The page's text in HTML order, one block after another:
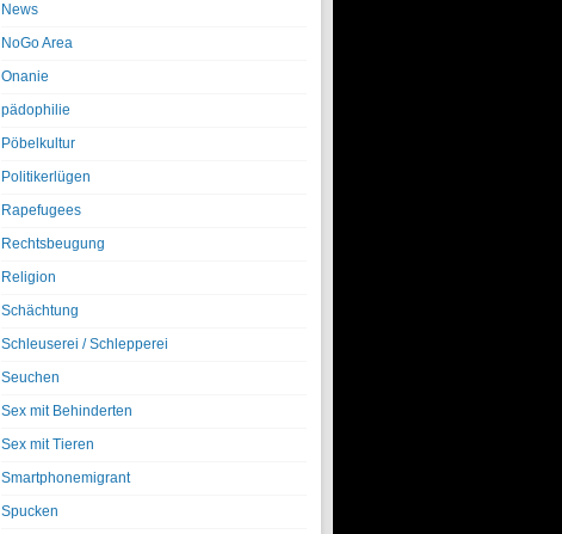
News
NoGo Area
Onanie
pädophilie
Pöbelkultur
Politikerlügen
Rapefugees
Rechtsbeugung
Religion
Schächtung
Schleuserei / Schlepperei
Seuchen
Sex mit Behinderten
Sex mit Tieren
Smartphonemigrant
Spucken